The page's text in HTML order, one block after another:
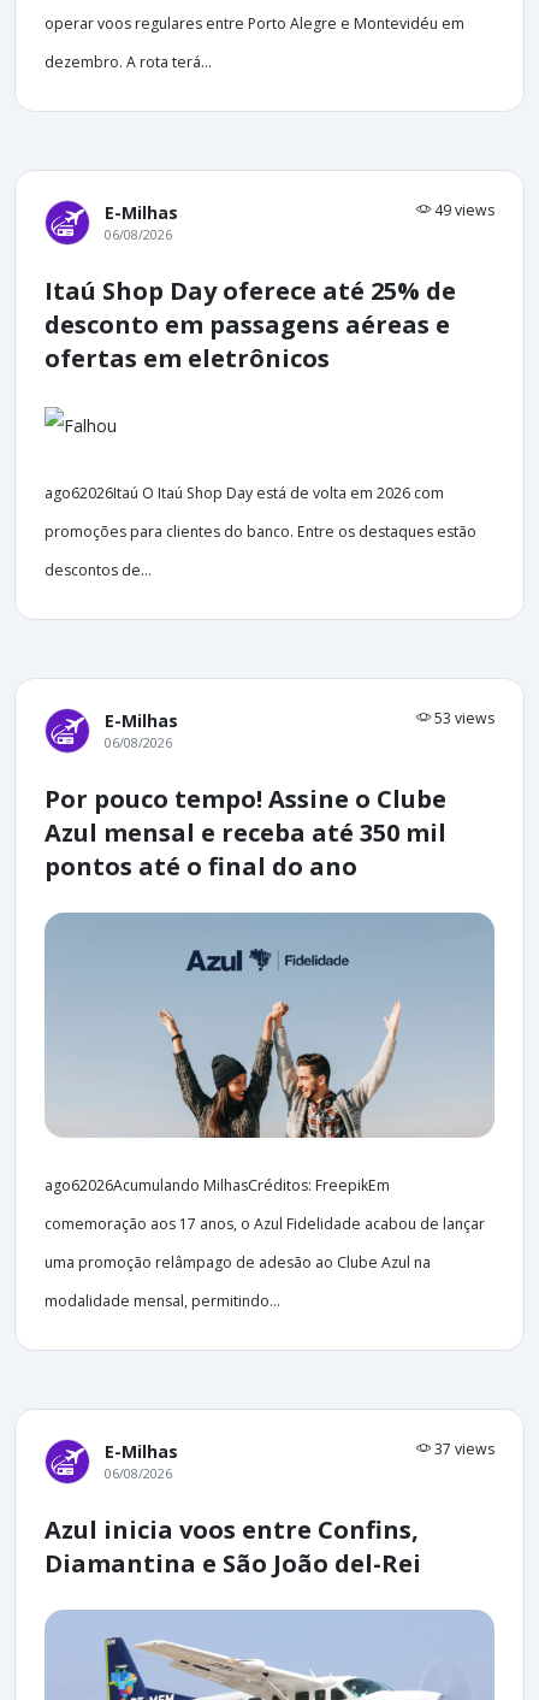
operar voos regulares entre Porto Alegre e Montevidéu em
dezembro. A rota terá...
E-Milhas 49 views
06/08/2026
Itaú Shop Day oferece até 25% de
desconto em passagens aéreas e
ofertas em eletrônicos
ago62026Itaú O Itaú Shop Day está de volta em 2026 com
promoções para clientes do banco. Entre os destaques estão
descontos de...
E-Milhas 53 views
06/08/2026
Por pouco tempo! Assine o Clube
Azul mensal e receba até 350 mil
pontos até o final do ano
ago62026Acumulando MilhasCréditos: FreepikEm
comemoração aos 17 anos, o Azul Fidelidade acabou de lançar
uma promoção relâmpago de adesão ao Clube Azul na
modalidade mensal, permitindo...
E-Milhas 37 views
06/08/2026
Azul inicia voos entre Confins,
Diamantina e São João del-Rei